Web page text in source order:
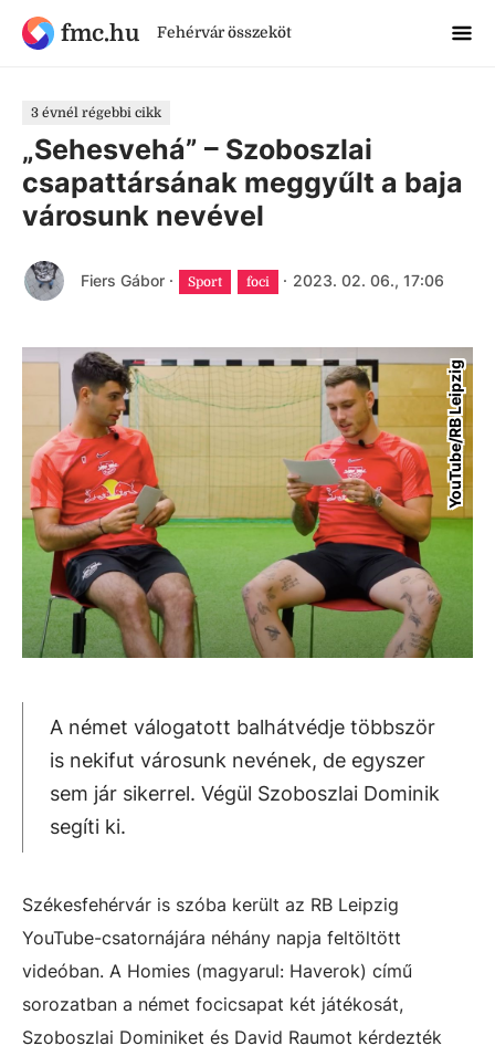
fmc.hu Fehérvár összeköt
3 évnél régebbi cikk
„Sehesvehá” – Szoboszlai
csapattársának meggyűlt a baja
városunk nevével
Fiers Gábor · Sport foci · 2023. 02. 06., 17:06
YouTube/RB Leipzig
A német válogatott balhátvédje többször
is nekifut városunk nevének, de egyszer
sem jár sikerrel. Végül Szoboszlai Dominik
segíti ki.
Székesfehérvár is szóba került az RB Leipzig
YouTube-csatornájára néhány napja feltöltött
videóban. A Homies (magyarul: Haverok) című
sorozatban a német focicsapat két játékosát,
Szoboszlai Dominiket és David Raumot kérdezték